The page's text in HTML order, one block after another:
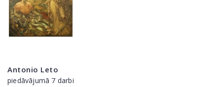
Antonio Leto
piedāvājumā 7 darbi